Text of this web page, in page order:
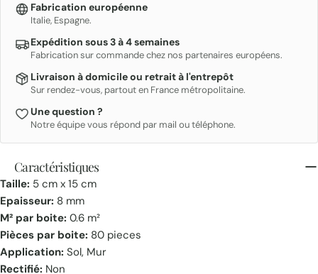
Fabrication européenne
Italie, Espagne.
Expédition sous 3 à 4 semaines
Fabrication sur commande chez nos partenaires européens.
Livraison à domicile ou retrait à l'entrepôt
Sur rendez-vous, partout en France métropolitaine.
Une question ?
Notre équipe vous répond par mail ou téléphone.
Caractéristiques
Taille: 5 cm x 15 cm
Epaisseur: 8 mm
M² par boite: 0.6 m²
Pièces par boite: 80 pieces
Application: Sol, Mur
Rectifié: Non